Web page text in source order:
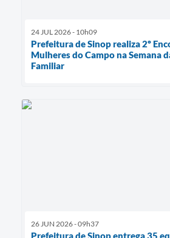
24 JUL 2026 - 10h09
Prefeitura de Sinop realiza 2º
Mulheres do Campo na Semana
Familiar
26 JUN 2026 - 09h37
Prefeitura de Sinop entrega 35